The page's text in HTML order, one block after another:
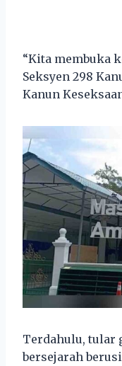
“Kita membuka
Seksyen 298
Kanun
Terdahulu, tular
bersejarah